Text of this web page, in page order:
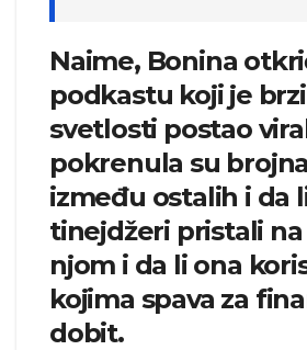
Naime, Bonina
podkastu koji je
svetlosti postao
pokrenula su
između ostalih i da
tinejdžeri pristali na
njom i da li ona
kojima spava za
dobit.